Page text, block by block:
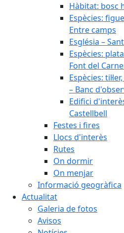
Hàbitat: bosc
Espècies:
Entre camps
Església –
Espècies:
Font del
Espècies:
– Banc
Edifici
Castellbell
Festes i fires
Llocs d'interès
Rutes
On dormir
On menjar
Informació geogràfica
Actualitat
Galeria de fotos
Avisos